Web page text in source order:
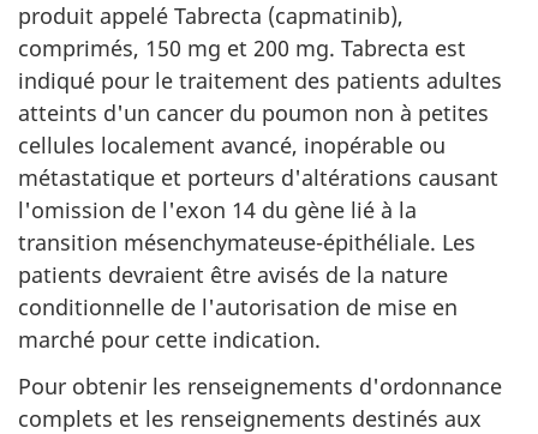
produit appelé Tabrecta (capmatinib),
comprimés, 150 mg et 200 mg. Tabrecta est
indiqué pour le traitement des patients adultes
atteints d'un cancer du poumon non à petites
cellules localement avancé, inopérable ou
métastatique et porteurs d'altérations causant
l'omission de l'exon 14 du gène lié à la
transition mésenchymateuse-épithéliale. Les
patients devraient être avisés de la nature
conditionnelle de l'autorisation de mise en
marché pour cette indication.
Pour obtenir les renseignements d'ordonnance
complets et les renseignements destinés aux